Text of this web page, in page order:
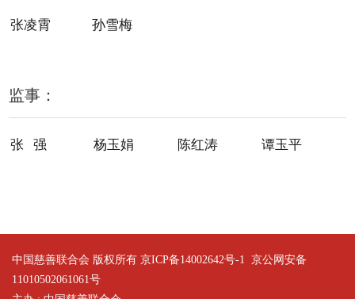
张凌霄 孙雪梅
监事：
张 强 杨玉娟 陈红涛 谭玉平
中国慈善联合会 版权所有 京ICP备14002642号-1 京公网安备
11010502061061号